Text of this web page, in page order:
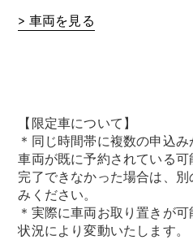
> 車両を見る
【限定車について】
＊同じ時間帯に複数の申込
車両が既に予約されている
完了できなかった場合は、
みください。
＊実際に車両お取り置きが
状況により変動いたします。